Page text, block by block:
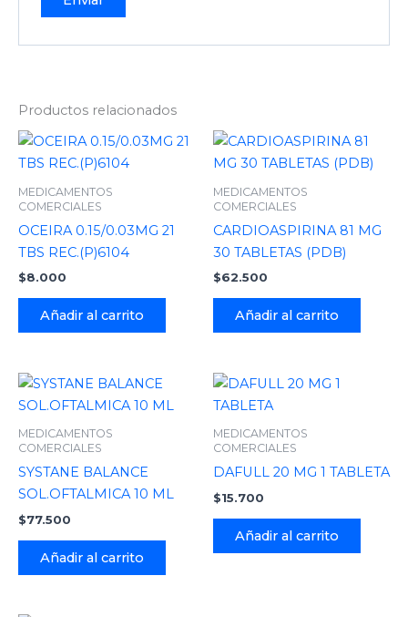
Productos relacionados
MEDICAMENTOS
COMERCIALES
OCEIRA 0.15/0.03MG 21
TBS REC.(P)6104
$8.000
Añadir al carrito
MEDICAMENTOS
COMERCIALES
CARDIOASPIRINA 81 MG
30 TABLETAS (PDB)
$62.500
Añadir al carrito
MEDICAMENTOS
COMERCIALES
SYSTANE BALANCE
SOL.OFTALMICA 10 ML
$77.500
Añadir al carrito
MEDICAMENTOS
COMERCIALES
DAFULL 20 MG 1 TABLETA
$15.700
Añadir al carrito